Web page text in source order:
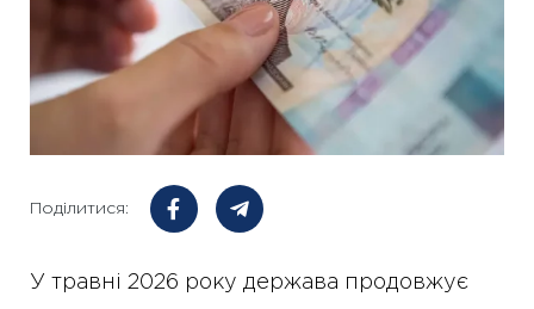
Поділитися:
У травні 2026 року держава продовжує